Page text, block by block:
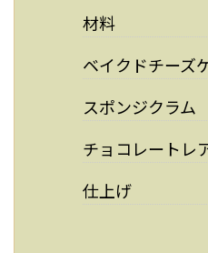
材料
ベイクドチーズ
スポンジクラム
チョコレートレ
仕上げ